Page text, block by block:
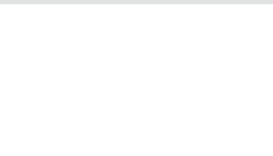
© 2020 Lucho Vargas